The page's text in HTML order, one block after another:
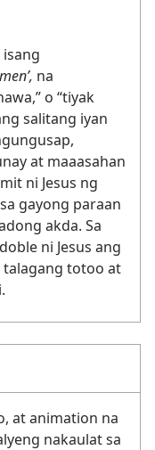
isang
na
o “tiyak
salitang iyan
at maaasahan
ni Jesus ng
gayong paraan
akda. Sa
ni Jesus ang
talagang totoo at
at animation na
nakaulat sa